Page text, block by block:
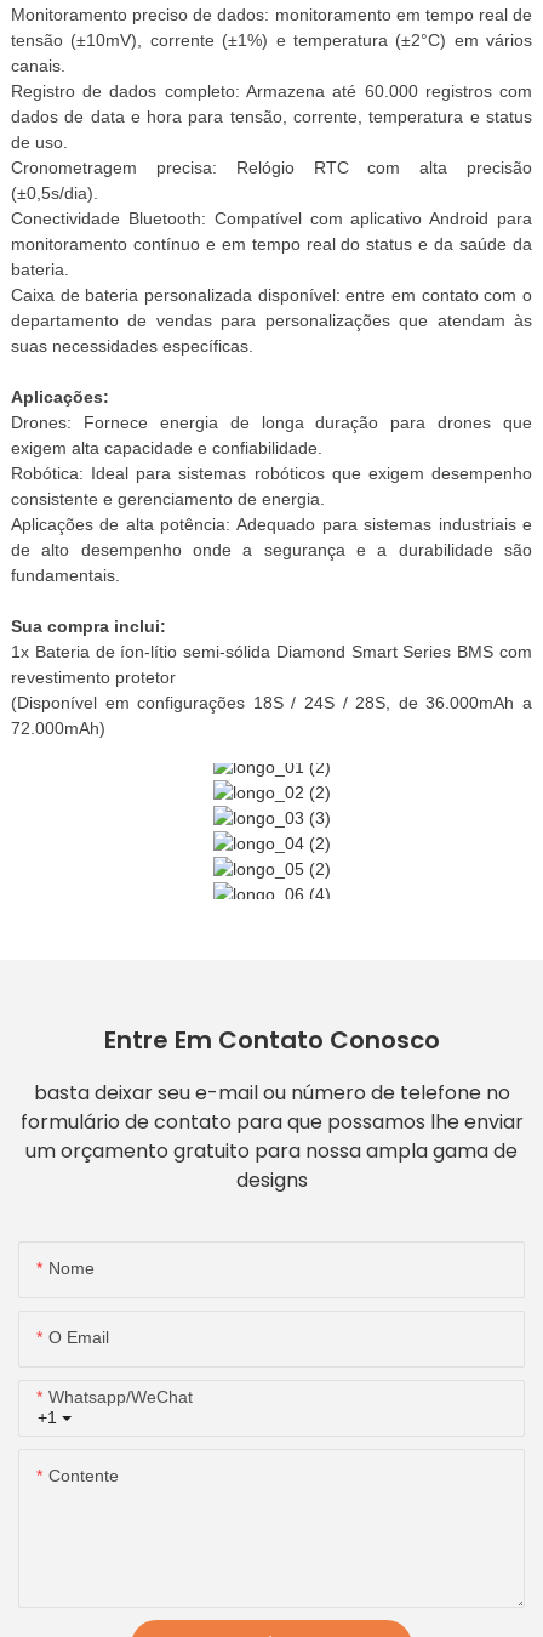
Monitoramento preciso de dados: monitoramento em tempo real de
tensão (±10mV), corrente (±1%) e temperatura (±2°C) em vários
canais.
Registro de dados completo: Armazena até 60.000 registros com
dados de data e hora para tensão, corrente, temperatura e status
de uso.
Cronometragem precisa: Relógio RTC com alta precisão
(±0,5s/dia).
Conectividade Bluetooth: Compatível com aplicativo Android para
monitoramento contínuo e em tempo real do status e da saúde da
bateria.
Caixa de bateria personalizada disponível: entre em contato com o
departamento de vendas para personalizações que atendam às
suas necessidades específicas.
Aplicações:
Drones: Fornece energia de longa duração para drones que
exigem alta capacidade e confiabilidade.
Robótica: Ideal para sistemas robóticos que exigem desempenho
consistente e gerenciamento de energia.
Aplicações de alta potência: Adequado para sistemas industriais e
de alto desempenho onde a segurança e a durabilidade são
fundamentais.
Sua compra inclui:
1x Bateria de íon-lítio semi-sólida Diamond Smart Series BMS com
revestimento protetor
(Disponível em configurações 18S / 24S / 28S, de 36.000mAh a
72.000mAh)
Entre Em Contato Conosco
basta deixar seu e-mail ou número de telefone no
formulário de contato para que possamos lhe enviar
um orçamento gratuito para nossa ampla gama de
designs
Nome
O Email
+1
Whatsapp/WeChat
Contente